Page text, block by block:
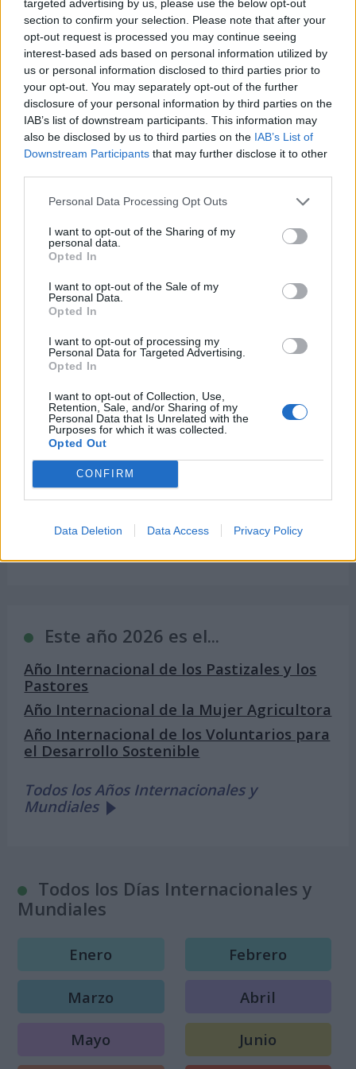
targeted advertising by us, please use the below opt-out
section to confirm your selection. Please note that after your
opt-out request is processed you may continue seeing
interest-based ads based on personal information utilized by
us or personal information disclosed to third parties prior to
your opt-out. You may separately opt-out of the further
disclosure of your personal information by third parties on the
IAB’s list of downstream participants. This information may
also be disclosed by us to third parties on the IAB’s List of
Downstream Participants that may further disclose it to other
Personal Data Processing Opt Outs
I want to opt-out of the Sharing of my
personal data.
Opted In
I want to opt-out of the Sale of my
Personal Data.
Opted In
I want to opt-out of processing my
Personal Data for Targeted Advertising.
Opted In
I want to opt-out of Collection, Use,
Retention, Sale, and/or Sharing of my
Personal Data that Is Unrelated with the
Purposes for which it was collected.
Opted Out
CONFIRM
Data Deletion Data Access Privacy Policy
Efemérides de junio
Famosos que cumplen años el 12 de junio
Este año 2026 es el...
Año Internacional de los Pastizales y los
Pastores
Año Internacional de la Mujer Agricultora
Año Internacional de los Voluntarios para
el Desarrollo Sostenible
Todos los Años Internacionales y
Mundiales
Todos los Días Internacionales y
Mundiales
Enero Febrero
Marzo Abril
Mayo Junio